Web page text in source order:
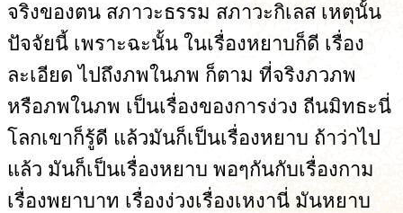
จริงของตน สภาวะธรรม สภาวะกิเลส เหตุนั้น
ปัจจัยนี้ เพราะฉะนั้น ในเรื่องหยาบก็ดี เรื่อง
ละเอียด ไปถึงภพในภพ ก็ตาม ที่จริงภวภพ
หรือภพในภพ เป็นเรื่องของการง่วง ถีนมิทธะนี่
โลกเขาก็รู้ดี แล้วมันก็เป็นเรื่องหยาบ ถ้าว่าไป
แล้ว มันก็เป็นเรื่องหยาบ พอๆกันกับเรื่องกาม
เรื่องพยาบาท เรื่องง่วงเรื่องเหงานี่ มันหยาบ